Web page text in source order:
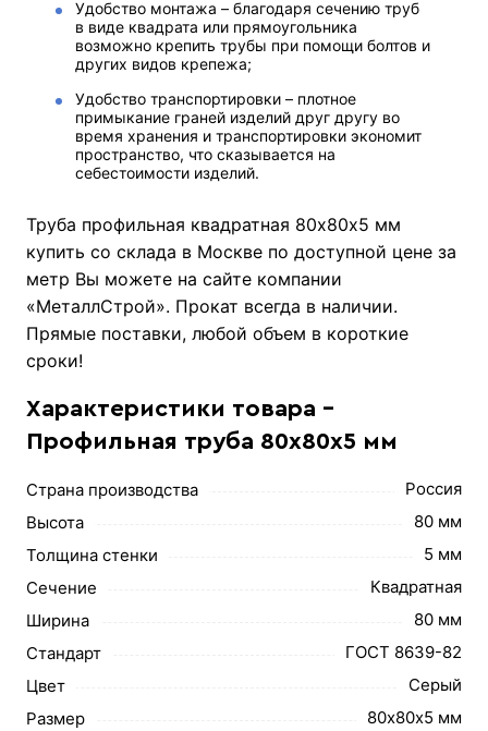
Удобство монтажа – благодаря сечению труб
в виде квадрата или прямоугольника
возможно крепить трубы при помощи болтов и
других видов крепежа;
Удобство транспортировки – плотное
примыкание граней изделий друг другу во
время хранения и транспортировки экономит
пространство, что сказывается на
себестоимости изделий.
Труба профильная квадратная 80х80х5 мм
купить со склада в Москве по доступной цене за
метр Вы можете на сайте компании
«МеталлСтрой». Прокат всегда в наличии.
Прямые поставки, любой объем в короткие
сроки!
Характеристики товара -
Профильная труба 80х80х5 мм
Страна производства
Россия
Высота
80 мм
Толщина стенки
5 мм
Сечение
Квадратная
Ширина
80 мм
Стандарт
ГОСТ 8639-82
Цвет
Серый
Размер
80х80х5 мм